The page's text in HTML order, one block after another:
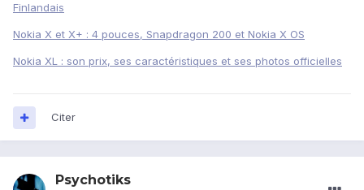
Finlandais
Nokia X et X+ : 4 pouces, Snapdragon 200 et Nokia X OS
Nokia XL : son prix, ses caractéristiques et ses photos officielles
Citer
Psychotiks